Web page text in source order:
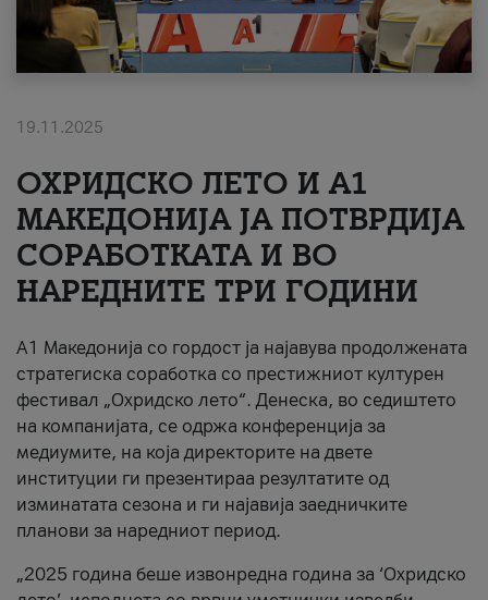
Поддршка
Надополни кредит
#ПодобарОнлајн
19.11.2025
ОХРИДСКО ЛЕТО И A1
МАКЕДОНИЈА ЈА ПОТВРДИЈА
СОРАБОТКАТА И ВО
НАРЕДНИТЕ ТРИ ГОДИНИ
A1 Македонија со гордост ја најавува продолжената
стратегиска соработка со престижниот културен
фестивал „Охридско лето“. Денеска, во седиштето
на компанијата, се одржа конференција за
медиумите, на која директорите на двете
институции ги презентираа резултатите од
изминатата сезона и ги најавија заедничките
планови за наредниот период.
„2025 година беше извонредна година за ‘Охридско